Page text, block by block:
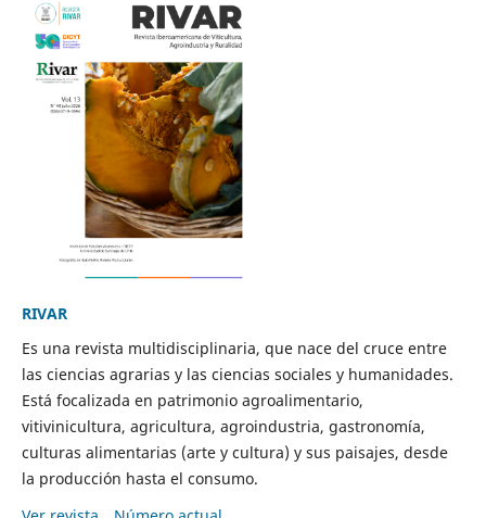
RIVAR
Es una revista multidisciplinaria, que nace del cruce entre
las ciencias agrarias y las ciencias sociales y humanidades.
Está focalizada en patrimonio agroalimentario,
vitivinicultura, agricultura, agroindustria, gastronomía,
culturas alimentarias (arte y cultura) y sus paisajes, desde
la producción hasta el consumo.